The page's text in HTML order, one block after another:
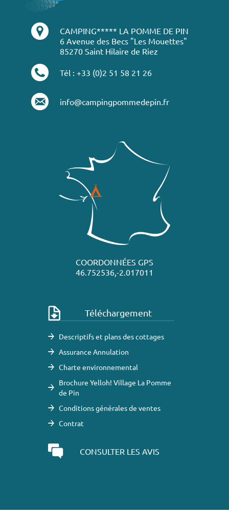
CAMPING***** LA POMME DE PIN
6 Avenue des Becs "Les Mouettes"
85270 Saint Hilaire de Riez
Tél : +33 (0)2 51 58 21 26
info@campingpommedepin.fr
COORDONNÉES GPS
46.752536,-2.017011
Téléchargement
Descriptifs et plans des cottages
Assurance Annulation
Charte environnemental
Brochure Yelloh! Village La Pomme
de Pin
Conditions générales de ventes
Contrat
CONSULTER LES AVIS